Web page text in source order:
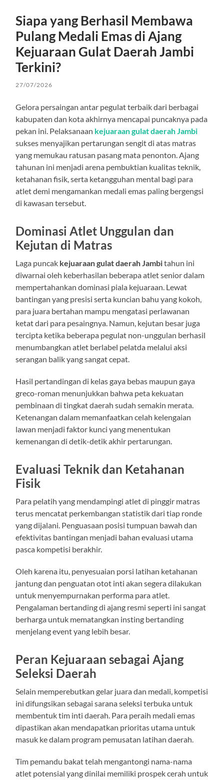
Siapa yang Berhasil Membawa
Pulang Medali Emas di Ajang
Kejuaraan Gulat Daerah Jambi
Terkini?
27/07/2026
Gelora persaingan antar pegulat terbaik dari berbagai
kabupaten dan kota akhirnya mencapai puncaknya pada
pekan ini. Pelaksanaan kejuaraan gulat daerah Jambi
sukses menyajikan pertarungan sengit di atas matras
yang memukau ratusan pasang mata penonton. Ajang
tahunan ini menjadi arena pembuktian kualitas teknik,
ketahanan fisik, serta ketangguhan mental bagi para
atlet demi mengamankan medali emas paling bergengsi
di kawasan tersebut.
Dominasi Atlet Unggulan dan
Kejutan di Matras
Laga puncak kejuaraan gulat daerah Jambitahun ini
diwarnai oleh keberhasilan beberapa atlet senior dalam
mempertahankan dominasi piala kejuaraan. Lewat
bantingan yang presisi serta kuncian bahu yang kokoh,
para juara bertahan mampu mengatasi perlawanan
ketat dari para pesaingnya. Namun, kejutan besar juga
tercipta ketika beberapa pegulat non-unggulan berhasil
menumbangkan atlet berlabel pelatda melalui aksi
serangan balik yang sangat cepat.
Hasil pertandingan di kelas gaya bebas maupun gaya
greco-roman menunjukkan bahwa peta kekuatan
pembinaan di tingkat daerah sudah semakin merata.
Ketenangan dalam memanfaatkan celah kelengaian
lawan menjadi faktor kunci yang menentukan
kemenangan di detik-detik akhir pertarungan.
Evaluasi Teknik dan Ketahanan
Fisik
Para pelatih yang mendampingi atlet di pinggir matras
terus mencatat perkembangan statistik dari tiap ronde
yang dijalani. Penguasaan posisi tumpuan bawah dan
efektivitas bantingan menjadi bahan evaluasi utama
pasca kompetisi berakhir.
Oleh karena itu, penyesuaian porsi latihan ketahanan
jantung dan penguatan otot inti akan segera dilakukan
untuk menyempurnakan performa para atlet.
Pengalaman bertanding di ajang resmi seperti ini sangat
berharga untuk mematangkan insting bertanding
menjelang event yang lebih besar.
Peran Kejuaraan sebagai Ajang
Seleksi Daerah
Selain memperebutkan gelar juara dan medali, kompetisi
ini difungsikan sebagai sarana seleksi terbuka untuk
membentuk tim inti daerah. Para peraih medali emas
dipastikan akan mendapatkan prioritas utama untuk
masuk ke dalam program pemusatan latihan daerah.
Tim pemandu bakat telah mengantongi nama-nama
atlet potensial yang dinilai memiliki prospek cerah untuk